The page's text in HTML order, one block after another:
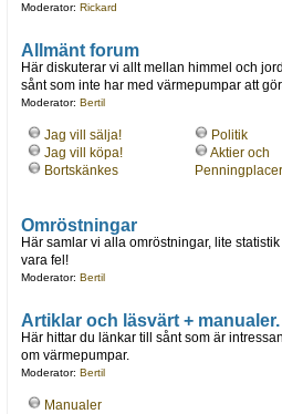
Moderator: Rickard
Allmänt forum
Här diskuterar vi allt mellan himmel och
sånt som inte har med värmepumpar att
Moderator: Bertil
Jag vill sälja!
Jag vill köpa!
Bortskänkes
Politik
Aktier och
Omröstningar
Här samlar vi alla omröstningar, lite
vara fel!
Moderator: Bertil
Artiklar och läsvärt + manualer.
Här hittar du länkar till sånt som är
om värmepumpar.
Moderator: Bertil
Manualer